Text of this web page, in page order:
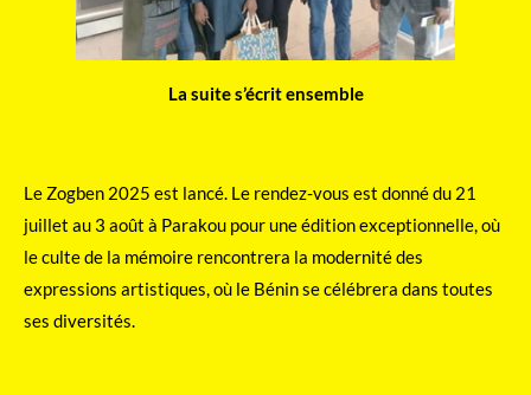
La suite s’écrit ensemble
Le Zogben 2025 est lancé. Le rendez-vous est donné du 21
juillet au 3 août à Parakou pour une édition exceptionnelle, où
le culte de la mémoire rencontrera la modernité des
expressions artistiques, où le Bénin se célébrera dans toutes
ses diversités.